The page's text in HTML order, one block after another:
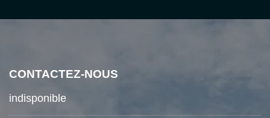
CONTACTEZ-NOUS
indisponible